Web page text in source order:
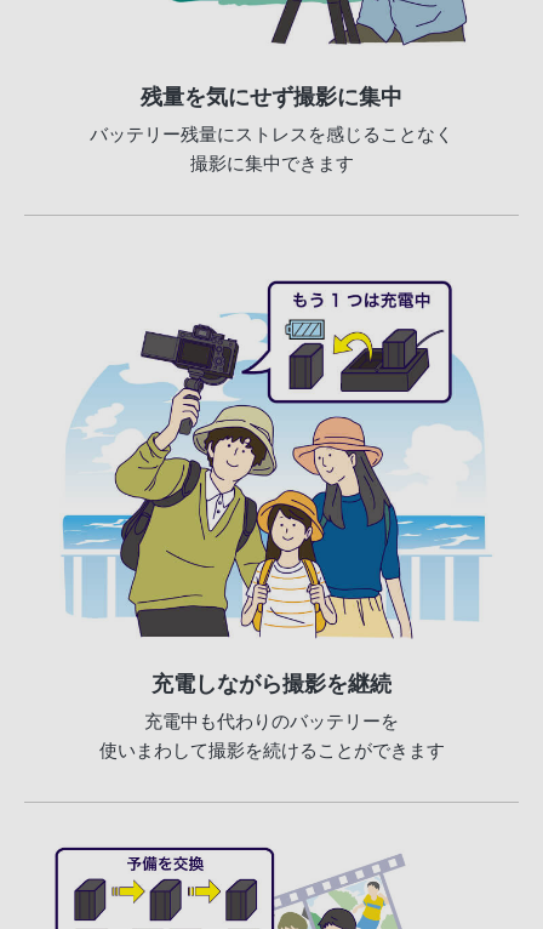
残量を気にせず撮影に集中
バッテリー残量にストレスを感じることなく
撮影に集中できます
充電しながら撮影を継続
充電中も代わりのバッテリーを
使いまわして撮影を続けることができます